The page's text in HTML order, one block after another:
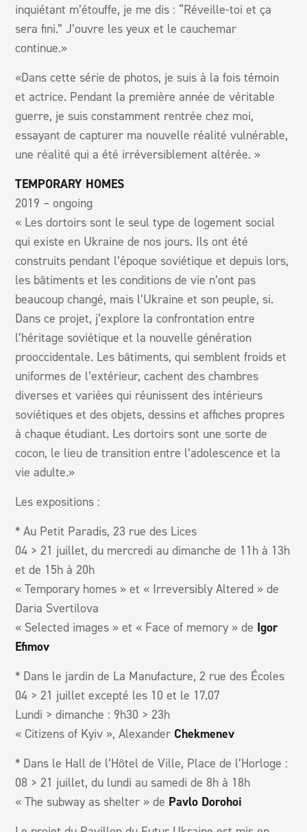
inquiétant m’étouffe, je me dis : “Réveille-toi et ça
sera fini.” J’ouvre les yeux et le cauchemar
continue.»
«Dans cette série de photos, je suis à la fois témoin
et actrice. Pendant la première année de véritable
guerre, je suis constamment rentrée chez moi,
essayant de capturer ma nouvelle réalité vulnérable,
une réalité qui a été irréversiblement altérée. »
TEMPORARY HOMES
2019 – ongoing
« Les dortoirs sont le seul type de logement social
qui existe en Ukraine de nos jours. Ils ont été
construits pendant l’époque soviétique et depuis lors,
les bâtiments et les conditions de vie n’ont pas
beaucoup changé, mais l’Ukraine et son peuple, si.
Dans ce projet, j’explore la confrontation entre
l’héritage soviétique et la nouvelle génération
prooccidentale. Les bâtiments, qui semblent froids et
uniformes de l’extérieur, cachent des chambres
diverses et variées qui réunissent des intérieurs
soviétiques et des objets, dessins et affiches propres
à chaque étudiant. Les dortoirs sont une sorte de
cocon, le lieu de transition entre l’adolescence et la
vie adulte.»
Les expositions :
* Au Petit Paradis, 23 rue des Lices
04 > 21 juillet, du mercredi au dimanche de 11h à 13h
et de 15h à 20h
« Temporary homes » et « Irreversibly Altered » de
Daria Svertilova
« Selected images » et « Face of memory » de Igor
Efimov
* Dans le jardin de La Manufacture, 2 rue des Écoles
04 > 21 juillet excepté les 10 et le 17.07
Lundi > dimanche : 9h30 > 23h
« Citizens of Kyiv », AlexanderChekmenev
* Dans le Hall de l’Hôtel de Ville, Place de l’Horloge :
08 > 21 juillet, du lundi au samedi de 8h à 18h
« The subway as shelter » de Pavlo Dorohoi